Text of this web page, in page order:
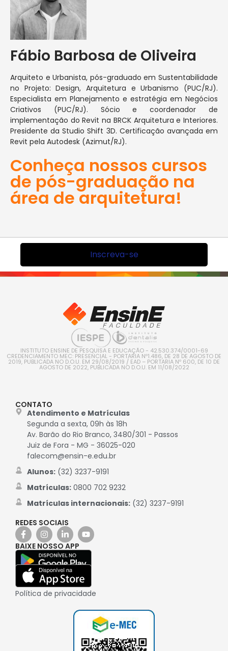
Fábio Barbosa de Oliveira
Arquiteto e Urbanista, pós-graduado em Sustentabilidade
no Projeto: Design, Arquitetura e Urbanismo (PUC/RJ).
Especialista em Planejamento e estratégia em Negócios
Criativos (PUC/RJ). Sócio e coordenador de
implementação do Revit na BRCK Arquitetura e Interiores.
Presidente da Studio Shift 3D. Certificação avançada em
Revit pela Autodesk (Azimut/RJ).
Conheça nossos cursos
de pós-graduação na
área de arquitetura!
Inscreva-se
INSTITUTO ENSINE DE PESQUISA E EDUCAÇÃO - 42.530.374/0001-69
CREDENCIAMENTO MEC: PRESENCIAL - PORTARIA Nº1.486, DE 28 DE AGOSTO DE
2019, PUBLICADA NO D.O.U. EM 29/08/2019 / EAD – PORTARIA Nº 600, DE 10 DE
AGOSTO DE 2022, PUBLICADA NO D.O.U. EM 11/08/2022
CONTATO
Atendimento e Matrículas
Segunda a sexta, 09h às 18h
Av. Barão do Rio Branco, 3480/301 - Passos
Juiz de Fora - MG - 36025-020
falecom@ensin-e.edu.br
Alunos:(32) 3237-9191
Matrículas:0800 702 9232
Matrículas internacionais:(32) 3237-9191
REDES SOCIAIS
BAIXE NOSSO APP
Política de privacidade